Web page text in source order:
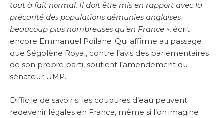
tout à fait normal. Il doit être mis en rapport avec la
précarité des populations démunies anglaises
beaucoup plus nombreuses qu’en France », écrit
encore Emmanuel Poilane. Qui affirme au passage
que Ségolène Royal, contre l’avis des parlementaires
de son propre parti, soutient l’amendement du
sénateur UMP.
Difficile de savoir si les coupures d’eau peuvent
redevenir légales en France, même si l’on imagine